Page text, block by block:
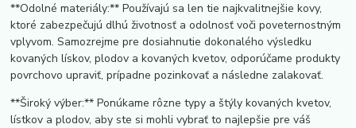
**Odolné materiály:** Používajú sa len tie najkvalitnejšie kovy,
ktoré zabezpečujú dlhú životnosť a odolnosť voči poveternostným
vplyvom. Samozrejme pre dosiahnutie dokonalého výsledku
kovaných lískov, plodov a kovaných kvetov, odporúčame produkty
povrchovo upraviť, prípadne pozinkovať a následne zalakovať.
**Široký výber:** Ponúkame rôzne typy a štýly kovaných kvetov,
lístkov a plodov, aby ste si mohli vybrať to najlepšie pre váš